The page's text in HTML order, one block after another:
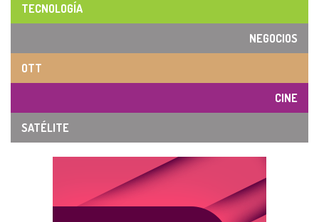
TECNOLOGÍA
NEGOCIOS
OTT
CINE
SATÉLITE